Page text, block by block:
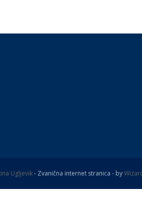
Ugljevik- Zvanična internet stranica - by